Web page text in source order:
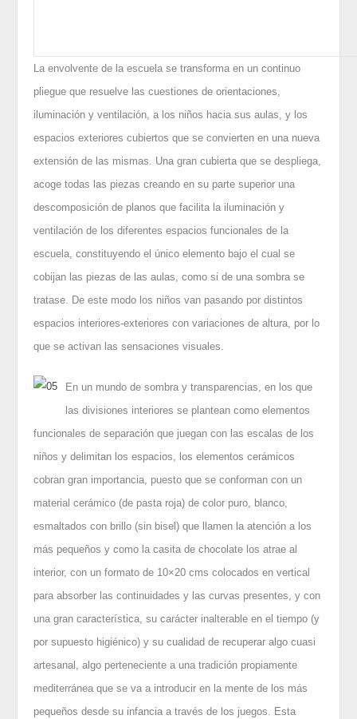
La envolvente de la escuela se transforma en un continuo
pliegue que resuelve las cuestiones de orientaciones,
iluminación y ventilación, a los niños hacia sus aulas, y los
espacios exteriores cubiertos que se convierten en una nueva
extensión de las mismas. Una gran cubierta que se despliega,
acoge todas las piezas creando en su parte superior una
descomposición de planos que facilita la iluminación y
ventilación de los diferentes espacios funcionales de la
escuela, constituyendo el único elemento bajo el cual se
cobijan las piezas de las aulas, como si de una sombra se
tratase. De este modo los niños van pasando por distintos
espacios interiores-exteriores con variaciones de altura, por lo
que se activan las sensaciones visuales.
En un mundo de sombra y transparencias, en los que
las divisiones interiores se plantean como elementos
funcionales de separación que juegan con las escalas de los
niños y delimitan los espacios, los elementos cerámicos
cobran gran importancia, puesto que se conforman con un
material cerámico (de pasta roja) de color puro, blanco,
esmaltados con brillo (sin bisel) que llamen la atención a los
más pequeños y como la casita de chocolate los atrae al
interior, con un formato de 10×20 cms colocados en vertical
para absorber las continuidades y las curvas presentes, y con
una gran característica, su carácter inalterable en el tiempo (y
por supuesto higiénico) y su cualidad de recuperar algo cuasi
artesanal, algo perteneciente a una tradición propiamente
mediterránea que se va a introducir en la mente de los más
pequeños desde su infancia a través de los juegos. Esta